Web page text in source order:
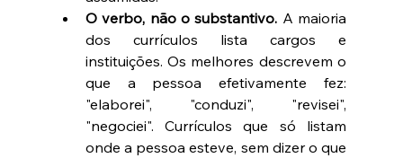
O verbo, não o substantivo. A maioria
dos currículos lista cargos e
instituições. Os melhores descrevem o
que a pessoa efetivamente fez:
"elaborei", "conduzi", "revisei",
"negociei". Currículos que só listam
onde a pessoa esteve, sem dizer o que